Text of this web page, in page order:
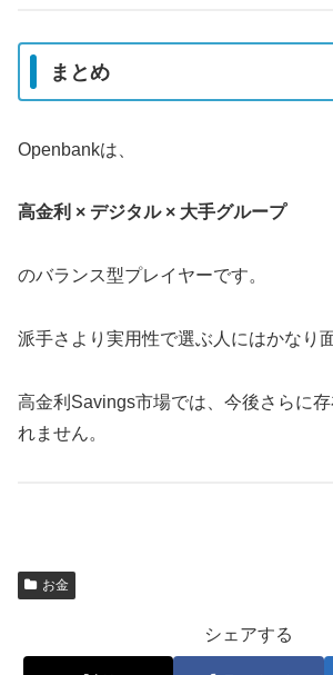
まとめ
Openbankは、
高金利 × デジタル × 大手グループ
のバランス型プレイヤーです。
派手さより実用性で選ぶ人にはかなり
高金利Savings市場では、今後さらに
れません。
お金
シェアする